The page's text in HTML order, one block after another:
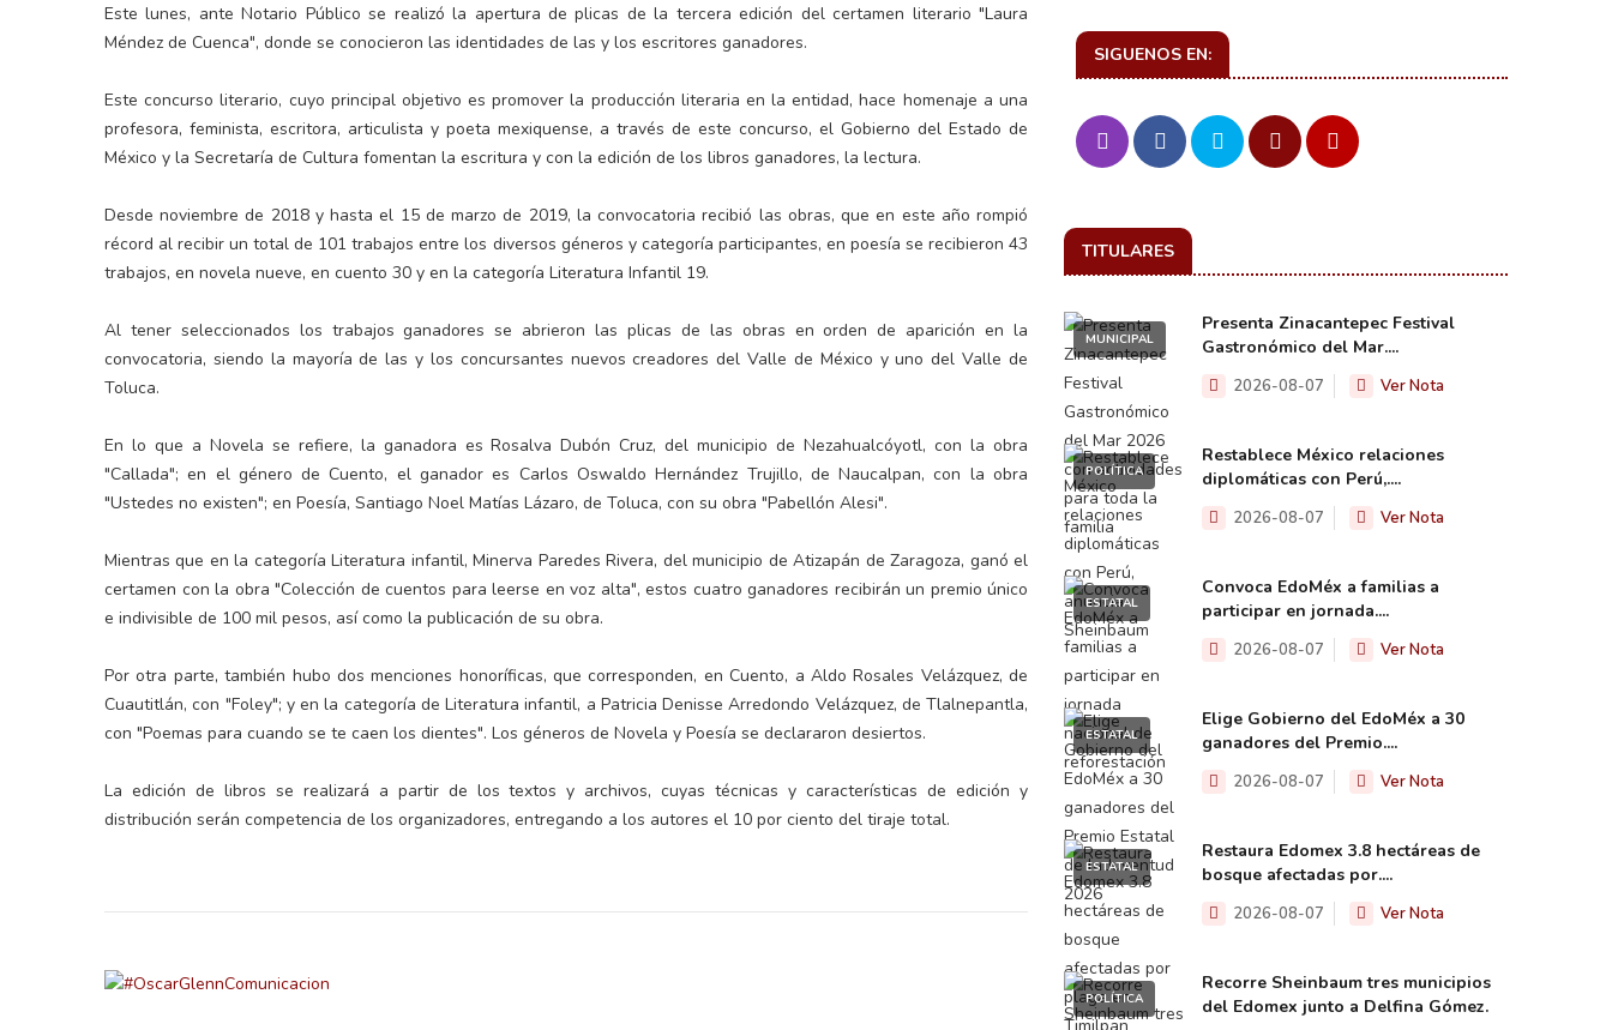
Este lunes, ante Notario Público se realizó la apertura de plicas de la tercera edición del certamen literario "Laura
Méndez de Cuenca", donde se conocieron las identidades de las y los escritores ganadores.
Este concurso literario, cuyo principal objetivo es promover la producción literaria en la entidad, hace homenaje a una
profesora, feminista, escritora, articulista y poeta mexiquense, a través de este concurso, el Gobierno del Estado de
México y la Secretaría de Cultura fomentan la escritura y con la edición de los libros ganadores, la lectura.
Desde noviembre de 2018 y hasta el 15 de marzo de 2019, la convocatoria recibió las obras, que en este año rompió
récord al recibir un total de 101 trabajos entre los diversos géneros y categoría participantes, en poesía se recibieron 43
trabajos, en novela nueve, en cuento 30 y en la categoría Literatura Infantil 19.
Al tener seleccionados los trabajos ganadores se abrieron las plicas de las obras en orden de aparición en la
convocatoria, siendo la mayoría de las y los concursantes nuevos creadores del Valle de México y uno del Valle de
Toluca.
En lo que a Novela se refiere, la ganadora es Rosalva Dubón Cruz, del municipio de Nezahualcóyotl, con la obra
"Callada"; en el género de Cuento, el ganador es Carlos Oswaldo Hernández Trujillo, de Naucalpan, con la obra
"Ustedes no existen"; en Poesía, Santiago Noel Matías Lázaro, de Toluca, con su obra "Pabellón Alesi".
Mientras que en la categoría Literatura infantil, Minerva Paredes Rivera, del municipio de Atizapán de Zaragoza, ganó el
certamen con la obra "Colección de cuentos para leerse en voz alta", estos cuatro ganadores recibirán un premio único
e indivisible de 100 mil pesos, así como la publicación de su obra.
Por otra parte, también hubo dos menciones honoríficas, que corresponden, en Cuento, a Aldo Rosales Velázquez, de
Cuautitlán, con "Foley"; y en la categoría de Literatura infantil, a Patricia Denisse Arredondo Velázquez, de Tlalnepantla,
con "Poemas para cuando se te caen los dientes". Los géneros de Novela y Poesía se declararon desiertos.
La edición de libros se realizará a partir de los textos y archivos, cuyas técnicas y características de edición y
distribución serán competencia de los organizadores, entregando a los autores el 10 por ciento del tiraje total.
SIGUENOS EN:
TITULARES
MUNICIPAL
Presenta Zinacantepec Festival
Gastronómico del Mar....
2026-08-07 Ver Nota
POLÍTICA
Restablece México relaciones
diplomáticas con Perú,....
2026-08-07 Ver Nota
ESTATAL
Convoca EdoMéx a familias a
participar en jornada....
2026-08-07 Ver Nota
ESTATAL
Elige Gobierno del EdoMéx a 30
ganadores del Premio....
2026-08-07 Ver Nota
ESTATAL
Restaura Edomex 3.8 hectáreas de
bosque afectadas por....
2026-08-07 Ver Nota
POLÍTICA
Recorre Sheinbaum tres municipios
del Edomex junto a Delfina Gómez.